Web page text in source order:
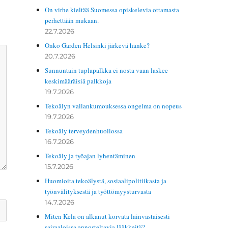
On virhe kieltää Suomessa opiskelevia ottamasta
perhettään mukaan.
22.7.2026
Onko Garden Helsinki järkevä hanke?
20.7.2026
Sunnuntain tuplapalkka ei nosta vaan laskee
keskimääräisiä palkkoja
19.7.2026
Tekoälyn vallankumouksessa ongelma on nopeus
19.7.2026
Tekoäly terveydenhuollossa
16.7.2026
Tekoäly ja työajan lyhentäminen
15.7.2026
Huomioita tekoälystä, sosiaalipolitiikasta ja
työnvälityksestä ja työttömyysturvasta
14.7.2026
Miten Kela on alkanut korvata lainvastaisesti